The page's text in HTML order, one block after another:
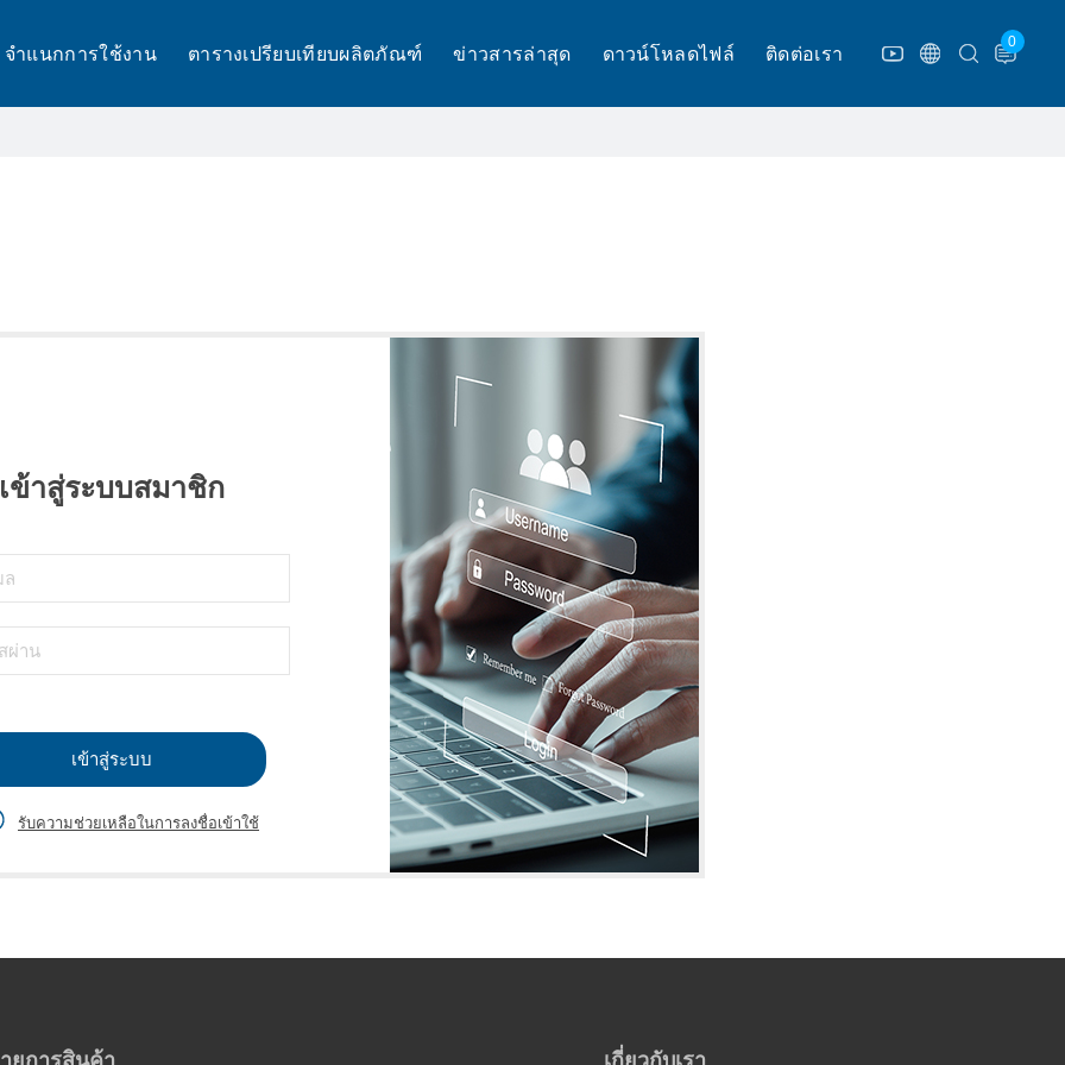
จำแนกการใช้งาน ตารางเปรียบเทียบผลิตภัณฑ์ ข่าวสารล่าสุด ดาวน์โหลดไฟล์ ติดต่อเรา
0
เข้าสู่ระบบสมาชิก
เข้าสู่ระบบ
รับความช่วยเหลือในการลงชื่อเข้าใช้
ยการสินค้า เกี่ยวกับเรา